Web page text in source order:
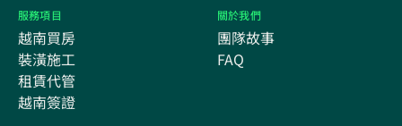
服務項目
越南買房
裝潢施工
租賃代管
越南簽證
關於我們
團隊故事
FAQ